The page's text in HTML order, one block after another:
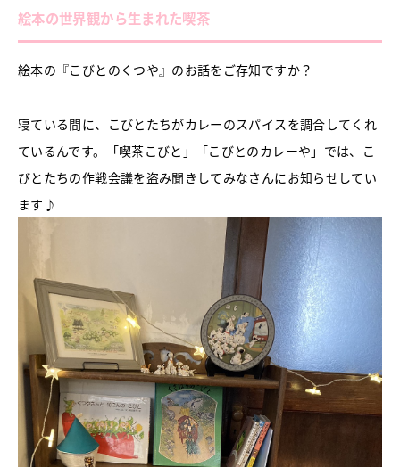
絵本の世界観から生まれた喫茶
絵本の『こびとのくつや』のお話をご存知ですか？
寝ている間に、こびとたちがカレーのスパイスを調合してくれ
ているんです。「喫茶こびと」「こびとのカレーや」では、こ
びとたちの作戦会議を盗み聞きしてみなさんにお知らせしてい
ます♪